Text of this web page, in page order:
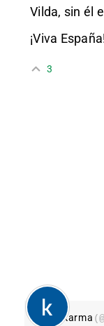
Vilda, sin él
¡Viva
3
karma